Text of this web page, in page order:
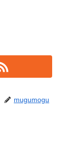
mugumogu